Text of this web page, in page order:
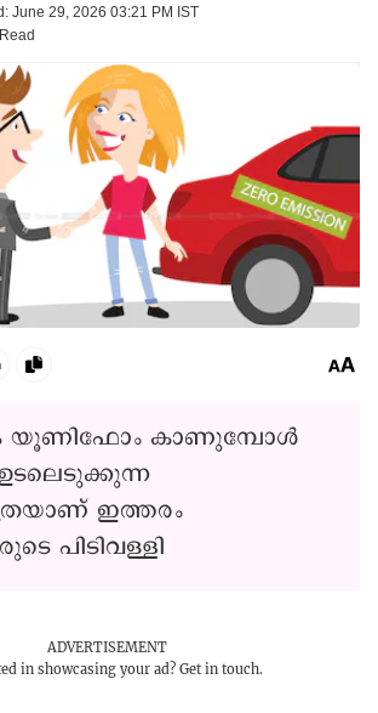
June 29, 2026 03:21 PM IST
Read
യൂണിഫോം കാണുമ്പോൾ
ഇത്തരം
പിടിവള്ളി
ADVERTISEMENT
in showcasing your ad? Get in touch.